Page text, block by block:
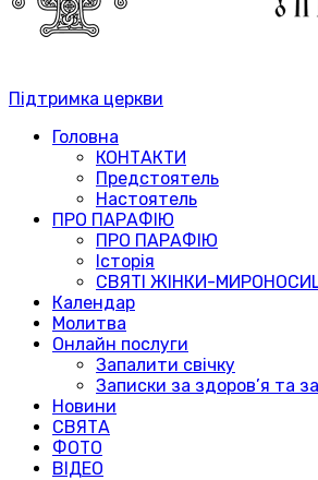
Підтримка церкви
Головна
КОНТАКТИ
Предстоятель
Настоятель
ПРО ПАРАФІЮ
ПРО ПАРАФІЮ
Історія
СВЯТІ ЖІНКИ-
Календар
Молитва
Онлайн послуги
Запалити свічку
Записки за здоров’я та
Новини
СВЯТА
ФОТО
ВІДЕО